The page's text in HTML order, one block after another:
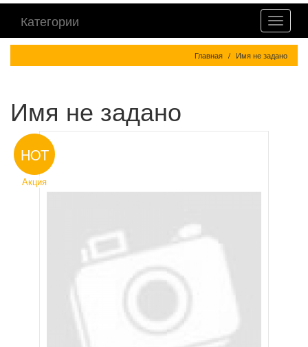
Категории
Главная Имя не задано
Имя не задано
HOT
Акция